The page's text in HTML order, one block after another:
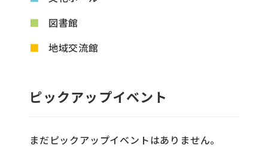
図書館
地域交流館
ピックアップイベント
まだピックアップイベントはありません。